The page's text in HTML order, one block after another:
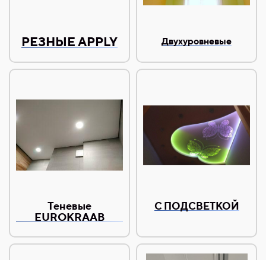
РЕЗНЫЕ APPLY Двухуровневые
Теневые
EUROKRAAB
С ПОДСВЕТКОЙ